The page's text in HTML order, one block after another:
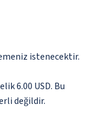
istenecektir.
6.00 USD. Bu
değildir.